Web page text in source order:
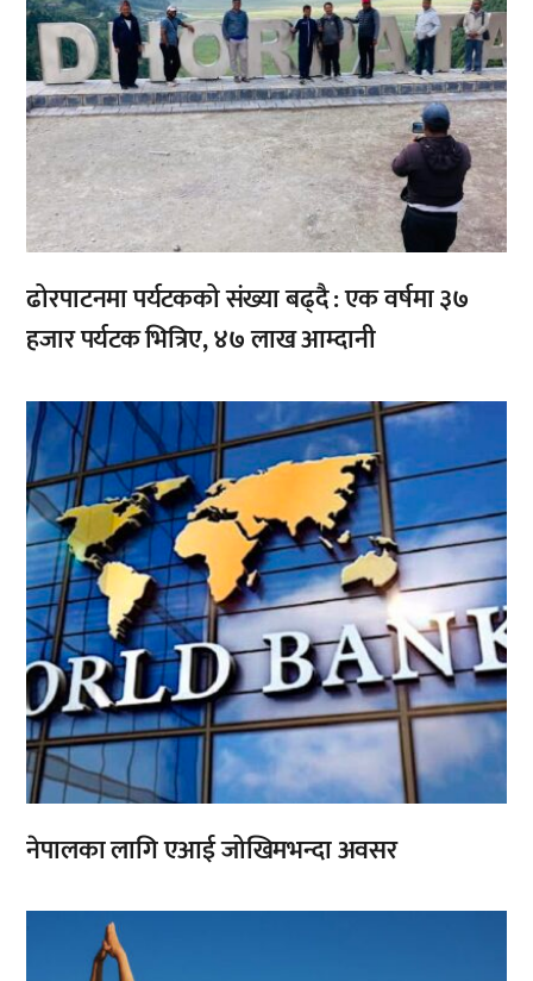
ढोरपाटनमा पर्यटकको संख्या बढ्दै : एक वर्षमा ३७
हजार पर्यटक भित्रिए, ४७ लाख आम्दानी
नेपालका लागि एआई जोखिमभन्दा अवसर